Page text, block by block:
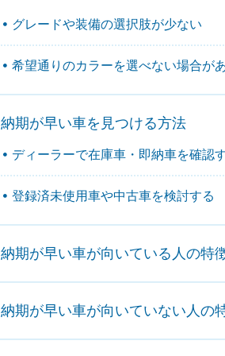
グレードや装備の選択肢が少ない
希望通りのカラーを選べない場合が
納期が早い車を見つける方法
ディーラーで在庫車・即納車を確認
登録済未使用車や中古車を検討する
納期が早い車が向いている人の特
納期が早い車が向いていない人の